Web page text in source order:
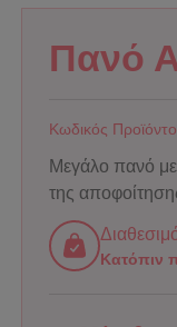
Πανό
Κωδικός
Μεγάλο πανό με
της
Κατόπιν